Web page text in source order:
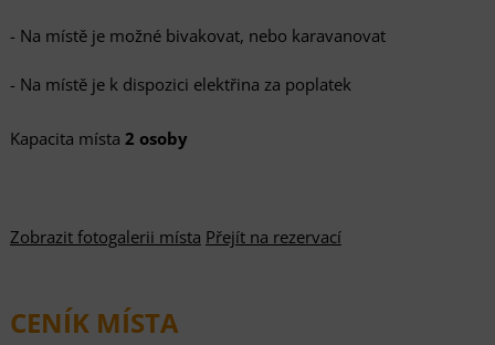
- Na místě je možné bivakovat, nebo karavanovat
- Na místě je k dispozici elektřina za poplatek
Kapacita místa 2 osoby
Zobrazit fotogalerii místa Přejít na rezervací
CENÍK MÍSTA